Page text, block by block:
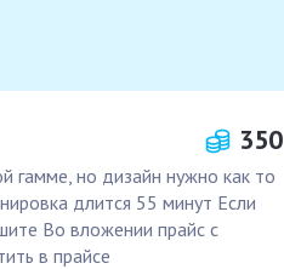
350
гамме, но дизайн нужно как то
длится 55 минут Если
Во вложении прайс с
в прайсе